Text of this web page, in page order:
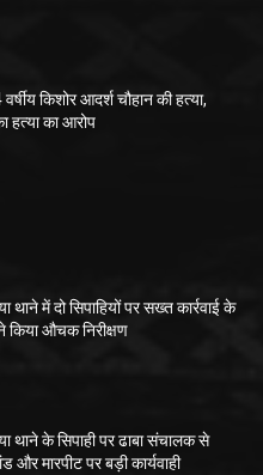
किशोर आदर्श चौहान की हत्या,
हत्या का आरोप
में दो सिपाहियों पर सख्त कार्रवाई के
किया औचक निरीक्षण
थाने के सिपाही पर ढाबा संचालक से
और मारपीट पर बड़ी कार्यवाही